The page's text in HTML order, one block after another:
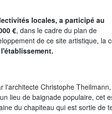
locales, a participé au
€, dans le cadre du plan de
de ce site artistique, la
l'architecte Christophe
lieu de baignade populaire, cet
du chapiteau qui est sortie de